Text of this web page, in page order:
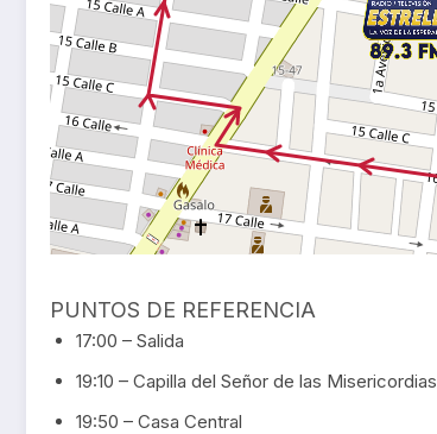
PUNTOS DE REFERENCIA
17:00 – Salida
19:10 – Capilla del Señor de las Misericordias
19:50 – Casa Central